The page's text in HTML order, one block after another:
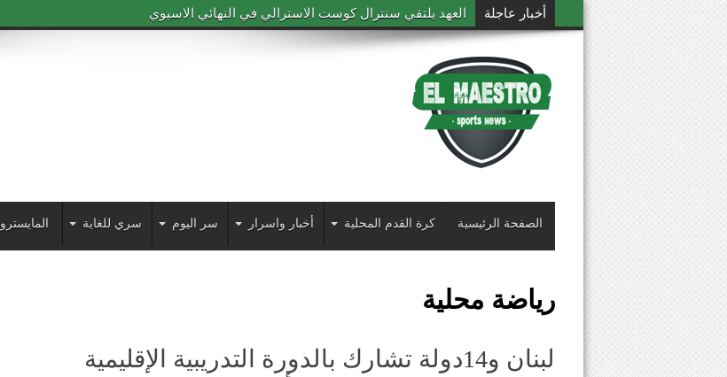
أخبار عاجلة العهد يلتقي سنترال كوست الاسترالي في النهائي الاسيوي
الصفحة الرئيسية كرة القدم المحلية أخبار واسرار سر اليوم سري للغاية المايسترو
رياضة محلية
لبنان و14دولة تشارك بالدورة التدريبية الإقليمية